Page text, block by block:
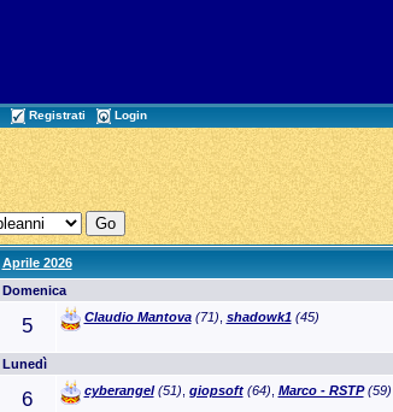
Registrati Login
Aprile 2026
Domenica
5 Claudio Mantova(71), shadowk1(45)
Lunedì
6 cyberangel(51), giopsoft(64), Marco - RSTP(59)